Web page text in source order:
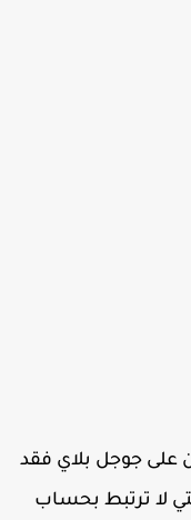
جوجل بلاي فقد
لا ترتبط بحساب